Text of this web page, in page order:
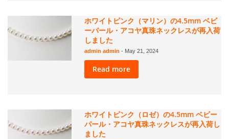
ホワイトピンク（マリン）の4.5mm ベビ
ーパール・アコヤ真珠ネックレスが再入荷
しました
admin admin- May 21, 2024
Read more
ホワイトピンク（ロゼ）の4.5mm ベビー
パール・アコヤ真珠ネックレスが再入荷し
ました